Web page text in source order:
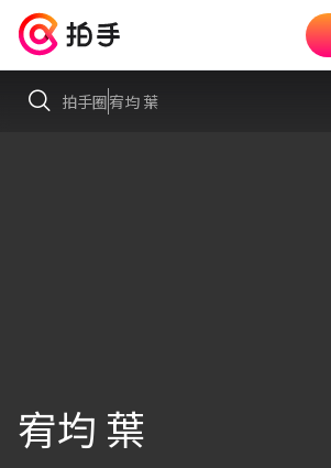
拍手圈宥均 葉
宥均 葉